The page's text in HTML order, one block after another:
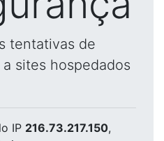
tentativas de
sites hospedados
IP 216.73.217.150,